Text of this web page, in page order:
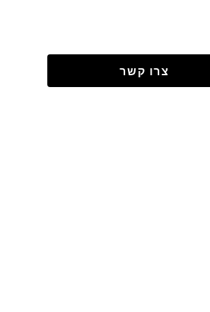
צרו קשר